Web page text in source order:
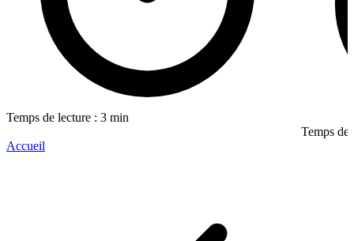
Temps de lecture : 3 min
Temps de
Accueil